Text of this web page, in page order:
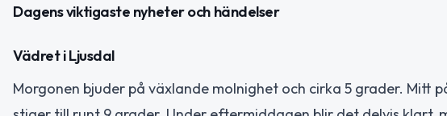
Dagens viktigaste nyheter och händelser
Vädret i Ljusdal
Morgonen bjuder på växlande molnighet och cirka 5 grader. Mitt